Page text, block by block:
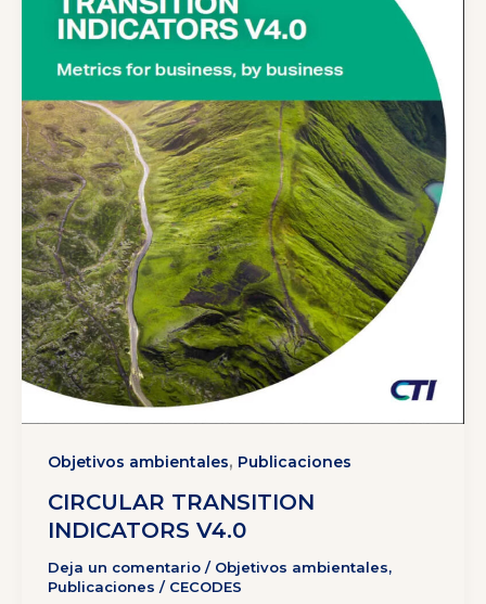
Objetivos ambientales, Publicaciones
CIRCULAR TRANSITION
INDICATORS V4.0
Deja un comentario / Objetivos ambientales,
Publicaciones / CECODES